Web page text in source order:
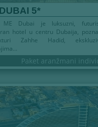
5*
ME Dubai je luksuzni,
hotel u centru Dubaija,
Zahhe Hadid,
Paket aranžmani